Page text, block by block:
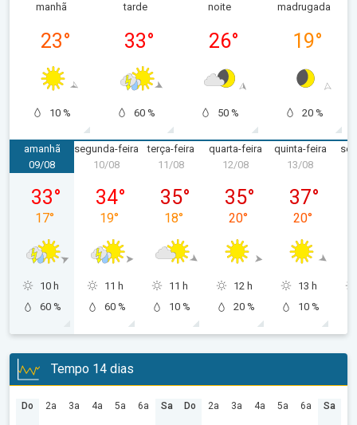
manhã
23°
10 %
tarde
33°
60 %
noite
26°
50 %
madrugada
19°
20 %
amanhã
domingo, 09/08
09/08
33°
17°
10 h
60 %
segunda-feira
segunda-feira, 10/08
10/08
34°
19°
11 h
60 %
terça-feira
terça-feira, 11/08
11/08
35°
18°
11 h
10 %
quarta-feira
quarta-feira, 12/08
12/08
35°
20°
12 h
20 %
quinta-feira
13/08
37°
20°
13 h
10 %
Tempo 14 dias
Do 2a 3a 4a 5a 6a Sa Do 2a 3a 4a 5a 6a Sa